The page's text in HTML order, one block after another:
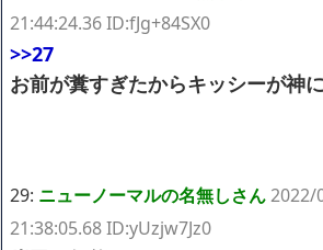
21:44:24.36 ID:fJg+84SX0
>>27
お前が糞すぎたからキッシーが神
29: ニューノーマルの名無しさん2022/
21:38:05.68 ID:yUzjw7Jz0